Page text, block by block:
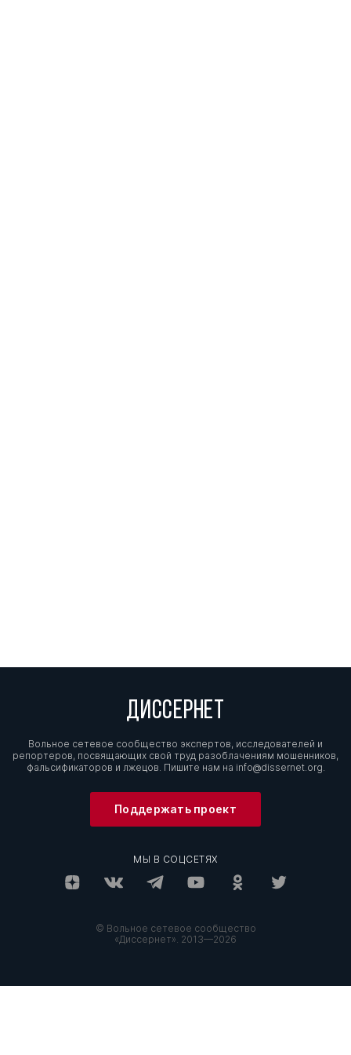
ДИССЕРНЕТ
Вольное сетевое сообщество экспертов, исследователей и
репортеров, посвящающих свой труд разоблачениям мошенников,
фальсификаторов и лжецов. Пишите нам на info@dissernet.org.
Поддержать проект
МЫ В СОЦСЕТЯХ
© Вольное сетевое сообщество
«Диссернет». 2013—2026